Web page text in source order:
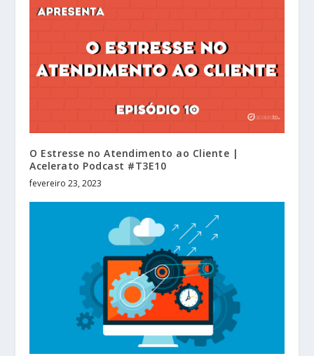
O Estresse no Atendimento ao Cliente |
Acelerato Podcast #T3E10
fevereiro 23, 2023